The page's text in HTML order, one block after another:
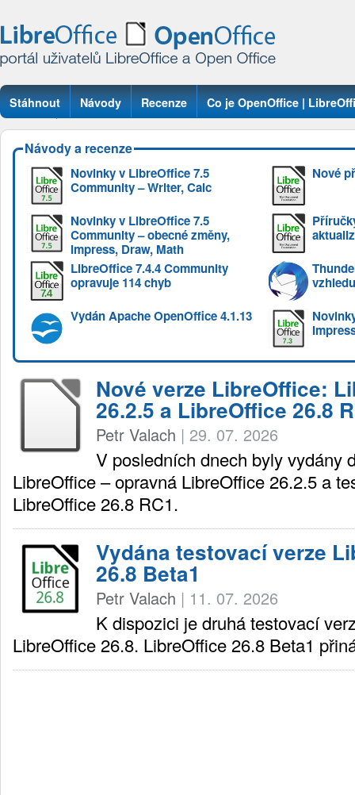
Stáhnout Návody Recenze Co je OpenOffice |
Otázky
Návody a recenze
Novinky v LibreOffice 7.5
Community – Writer, Calc
Nové
Novinky v LibreOffice 7.5
Community – obecné změny,
Impress, Draw, Math
LibreOffice 7.4.4 Community
opravuje 114 chyb
Vydán Apache OpenOffice 4.1.13
Nové verze LibreOffice:
26.2.5 a LibreOffice 26.8
Petr Valach | 29. 07. 2026
V posledních dnech byly vydány
LibreOffice – opravná LibreOffice 26.2.5 a
LibreOffice 26.8 RC1.
Vydána testovací verze
26.8 Beta1
Petr Valach | 11. 07. 2026
K dispozici je druhá testovací
LibreOffice 26.8. LibreOffice 26.8 Beta1